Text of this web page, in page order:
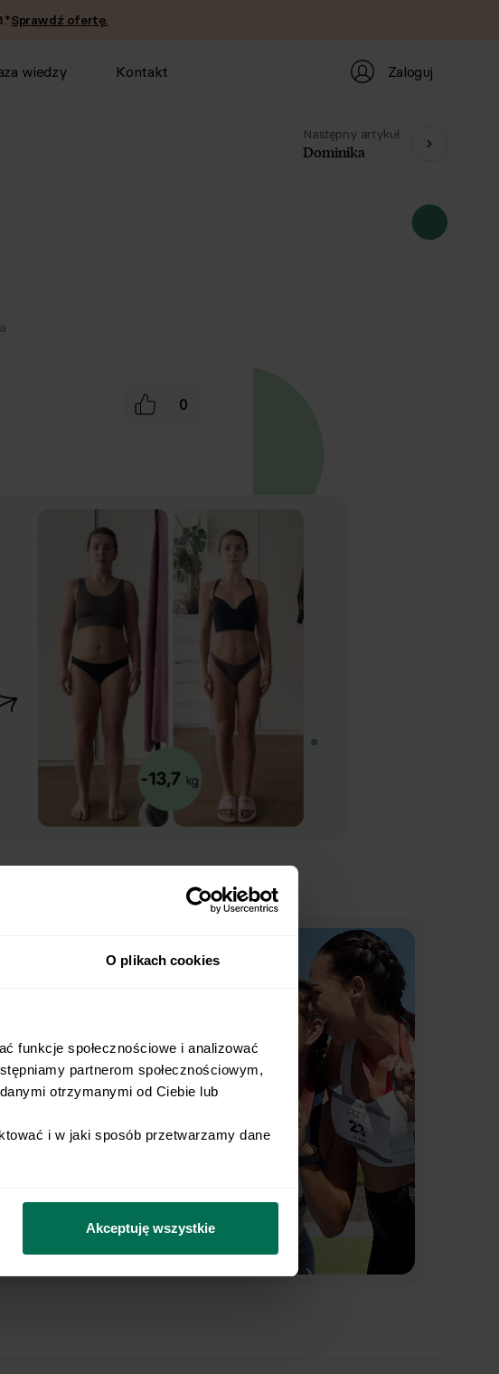
O plikach cookies
funkcje społecznościowe i analizować
partnerom społecznościowym,
otrzymanymi od Ciebie lub
i w jaki sposób przetwarzamy dane
Akceptuję wszystkie
.*Sprawdź ofertę.
wiedzy Kontakt Zaloguj
Następny artykuł
Dominika
0